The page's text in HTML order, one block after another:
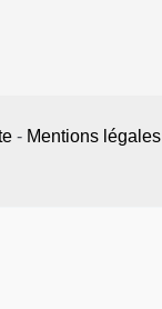
- Mentions légales